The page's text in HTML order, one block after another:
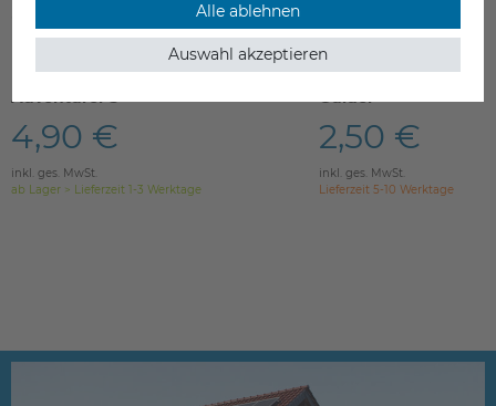
End Stop Sensor für Flashforge
Adventurer 3
4,90 €
inkl. ges. MwSt.
ab Lager > Lieferzeit 1-3 Werktage
PTFE Filament Tube
Guider
2,50 €
inkl. ges. MwSt.
Lieferzeit 5-10 Werktage
Alle ablehnen
Auswahl akzeptieren